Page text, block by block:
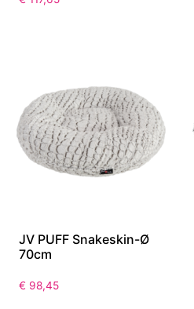
JV PUFF Snakeskin-Ø
70cm
€ 98,45